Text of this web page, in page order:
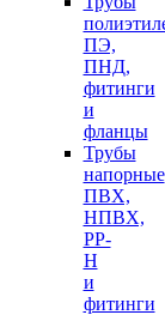
ПЭ,
ПНД,
фитинги
и
фланцы
Трубы
напорные
ПВХ,
НПВХ,
PP-
H
и
фитинги